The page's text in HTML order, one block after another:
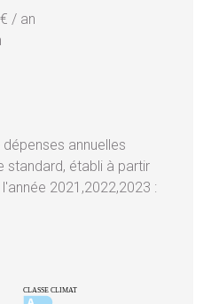
/ an
annuelles
standard, établi à partir
2021,2022,2023 :